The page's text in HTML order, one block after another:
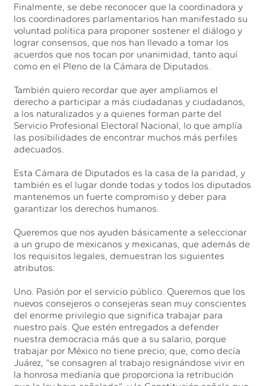
Finalmente, se debe reconocer que la coordinadora y
los coordinadores parlamentarios han manifestado su
voluntad política para proponer sostener el diálogo y
lograr consensos, que nos han llevado a tomar los
acuerdos que nos tocan por unanimidad, tanto aquí
como en el Pleno de la Cámara de Diputados.
También quiero recordar que ayer ampliamos el
derecho a participar a más ciudadanas y ciudadanos,
a los naturalizados y a quienes forman parte del
Servicio Profesional Electoral Nacional, lo que amplía
las posibilidades de encontrar muchos más perfiles
adecuados.
Esta Cámara de Diputados es la casa de la paridad, y
también es el lugar donde todas y todos los diputados
mantenemos un fuerte compromiso y deber para
garantizar los derechos humanos.
Queremos que nos ayuden básicamente a seleccionar
a un grupo de mexicanos y mexicanas, que además de
los requisitos legales, demuestran los siguientes
atributos:
Uno. Pasión por el servicio público. Queremos que los
nuevos consejeros o consejeras sean muy conscientes
del enorme privilegio que significa trabajar para
nuestro país. Que estén entregados a defender
nuestra democracia más que a su salario, porque
trabajar por México no tiene precio; que, como decía
Juárez, “se consagren al trabajo resignándose vivir en
la honrosa medianía que proporciona la retribución